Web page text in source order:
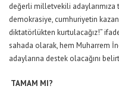
değerli milletvekili
demokrasiye, cumhuriyetin
diktatörlükten kurtulacağız!”
sahada olarak, hem Muharrem
adaylarına destek olacağını
TAMAM MI?